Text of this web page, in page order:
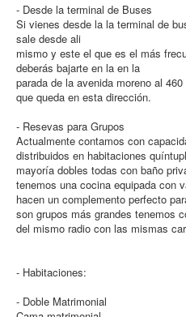
- Desde la terminal de Buses
Si vienes desde la la terminal de
sale desde ali
mismo y este el que es el más
deberás bajarte en la en la
parada de la avenida moreno al
que queda en esta dirección.
- Resevas para Grupos
Actualmente contamos con
distribuidos en habitaciones
mayoría dobles todas con baño
tenemos una cocina equipada con
hacen un complemento perfecto
son grupos más grandes tenemos
del mismo radio con las mismas
- Habitaciones:
- Doble Matrimonial